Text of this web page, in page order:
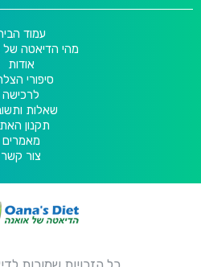
עמוד הבית
מהי הדיאטה של
אודות
סיפורי
לרכישה
שאלות
תקנון האתר
מאמרים
צור קשר